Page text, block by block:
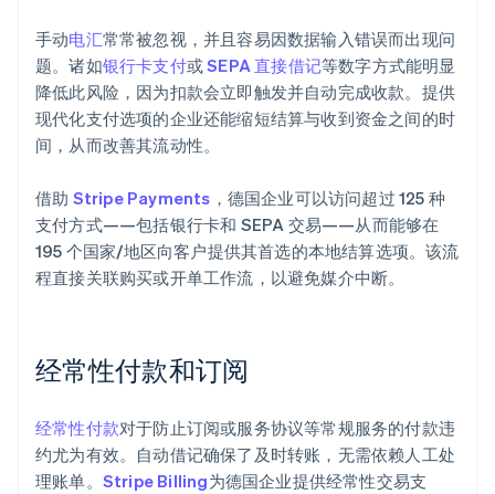
手动电汇常常被忽视，并且容易因数据输入错误而出现问
题。诸如银行卡支付或SEPA 直接借记等数字方式能明显
降低此风险，因为扣款会立即触发并自动完成收款。提供
现代化支付选项的企业还能缩短结算与收到资金之间的时
间，从而改善其流动性。
借助 Stripe Payments ，德国企业可以访问超过 125 种
支付方式——包括银行卡和 SEPA 交易——从而能够在
195 个国家/地区向客户提供其首选的本地结算选项。该流
程直接关联购买或开单工作流，以避免媒介中断。
经常性付款和订阅
经常性付款对于防止订阅或服务协议等常规服务的付款违
约尤为有效。自动借记确保了及时转账，无需依赖人工处
理账单。 Stripe Billing为德国企业提供经常性交易支